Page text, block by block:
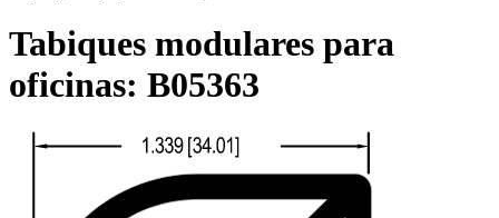
Tabiques modulares para
oficinas: B05363